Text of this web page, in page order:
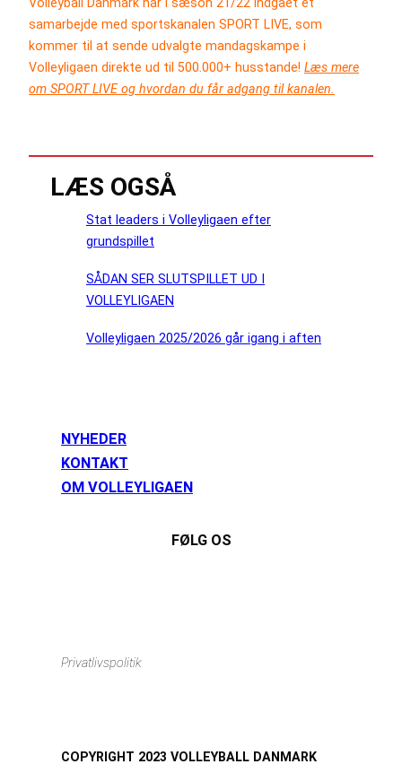
samarbejde med sportskanalen SPORT LIVE, som
kommer til at sende udvalgte mandagskampe i
Volleyligaen direkte ud til 500.000+ husstande! Læs mere
om SPORT LIVE og hvordan du får adgang til kanalen.
LÆS OGSÅ
Stat leaders i Volleyligaen efter
grundspillet
SÅDAN SER SLUTSPILLET UD I
VOLLEYLIGAEN
Volleyligaen 2025/2026 går igang i aften
NYHEDER
KONTAKT
OM VOLLEYLIGAEN
FØLG OS
Privatlivspolitik
COPYRIGHT 2023 VOLLEYBALL DANMARK